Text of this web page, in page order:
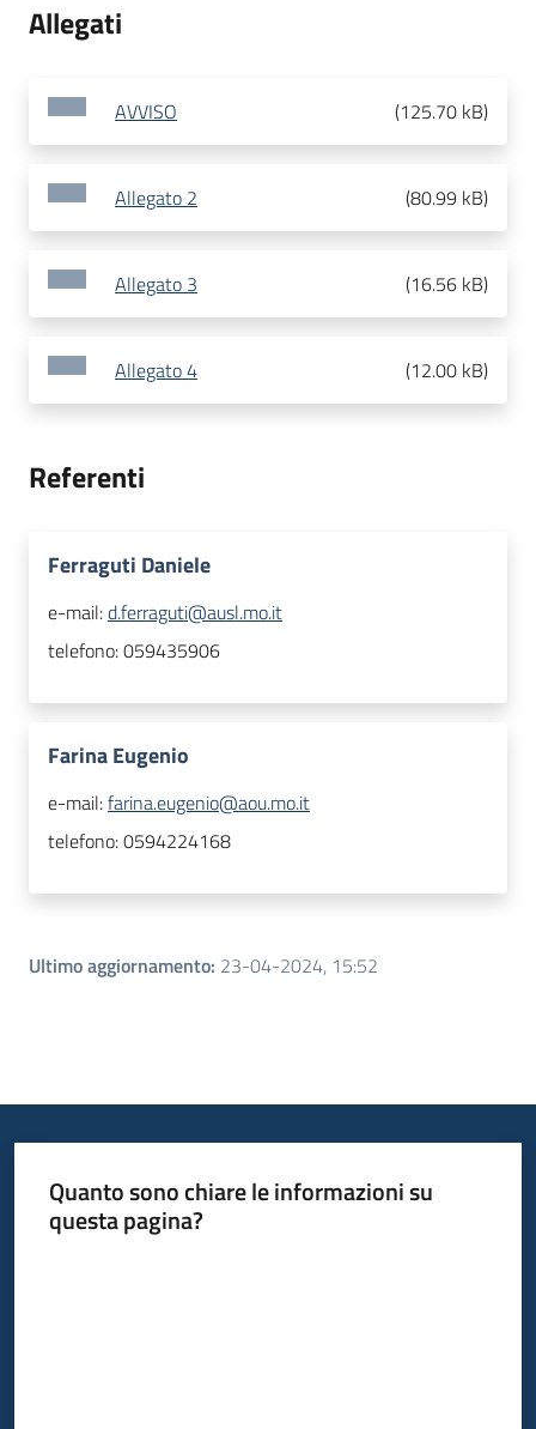
Allegati
AVVISO (125.70 kB)
Allegato 2 (80.99 kB)
Allegato 3 (16.56 kB)
Allegato 4 (12.00 kB)
Referenti
Ferraguti Daniele
e-mail:d.ferraguti@ausl.mo.it
telefono:059435906
Farina Eugenio
e-mail:farina.eugenio@aou.mo.it
telefono:0594224168
Ultimo aggiornamento: 23-04-2024, 15:52
Quanto sono chiare le informazioni su
questa pagina?